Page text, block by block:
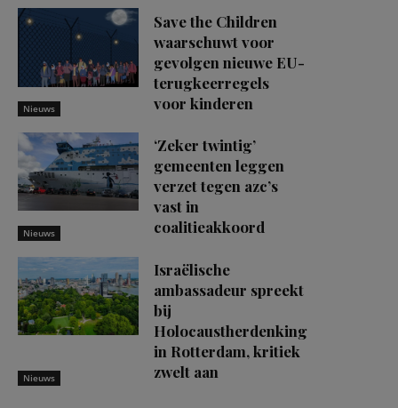
Nieuws
Save the Children
waarschuwt voor
gevolgen nieuwe EU-
terugkeerregels
voor kinderen
Nieuws
‘Zeker twintig’
gemeenten leggen
verzet tegen azc’s
vast in
coalitieakkoord
Nieuws
Israëlische
ambassadeur spreekt
bij
Holocaustherdenking
in Rotterdam, kritiek
zwelt aan